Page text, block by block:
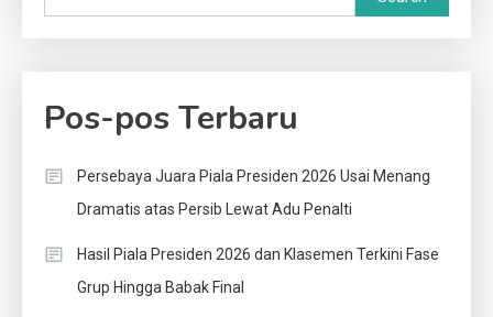
Pos-pos Terbaru
Persebaya Juara Piala Presiden 2026 Usai Menang
Dramatis atas Persib Lewat Adu Penalti
Hasil Piala Presiden 2026 dan Klasemen Terkini Fase
Grup Hingga Babak Final